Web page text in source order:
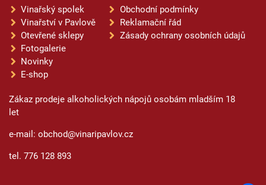
Vinařský spolek
Vinařství v Pavlově
Otevřené sklepy
Fotogalerie
Novinky
E-shop
Obchodní podmínky
Reklamační řád
Zásady ochrany osobních údajů
Zákaz prodeje alkoholických nápojů osobám mladším 18
let
e-mail: obchod@vinaripavlov.cz
tel. 776 128 893